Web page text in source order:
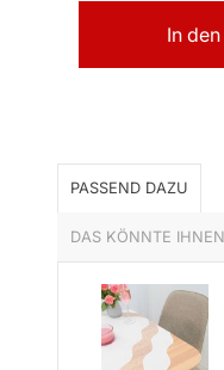
In
PASSEND DAZU
DAS KÖNNTE